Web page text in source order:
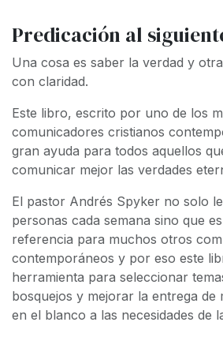
Predicación al
Una cosa es saber la verdad y
con claridad.
Este libro, escrito por uno de los
comunicadores cristianos
gran ayuda para todos aquellos
comunicar mejor las verdades
El pastor Andrés Spyker no solo
personas cada semana sino que
referencia para muchos otros
contemporáneos y por eso este
herramienta para seleccionar
bosquejos y mejorar la entrega de
en el blanco a las necesidades de